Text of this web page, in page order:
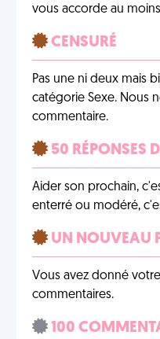
vous accorde au
CENSURÉ
Pas une ni deux mais
catégorie Sexe. Nous
commentaire.
50 RÉPONSES
Aider son prochain,
enterré ou modéré,
UN NOUVEAU
Vous avez donné
commentaires.
100